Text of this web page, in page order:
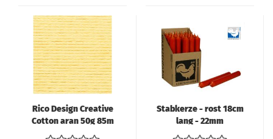
Rico Design Creative
Cotton aran 50g 85m
hellgelb
Stabkerze - rost 18cm
lang - 22mm
Durchmesser